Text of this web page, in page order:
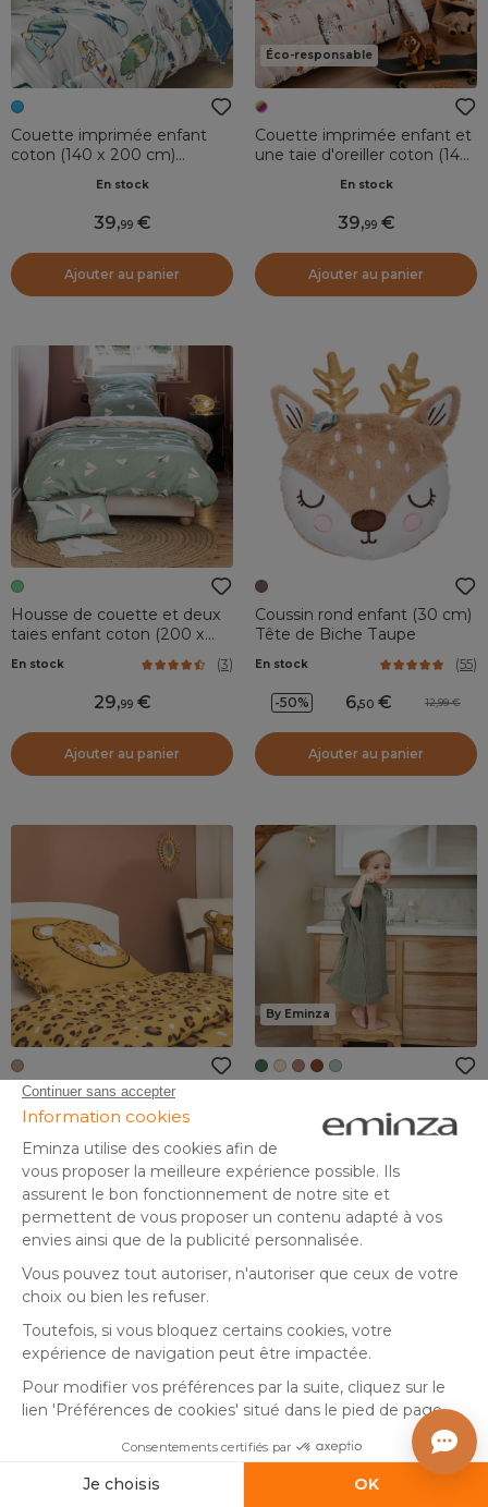
Couette imprimée enfant
coton (140 x 200 cm)
En stock
39,99
Ajouter au panier
Éco-responsable
Couette imprimée enfant et
une taie d'oreiller coton (140
En stock
39,99
Ajouter au panier
Housse de couette et deux
taies enfant coton (200 x
200 cm) Petits papiers Verte
En stock (3)
29,99
Ajouter au panier
Coussin rond enfant (30 cm)
Tête de Biche Taupe
En stock (55)
-50% 6,50 12,99
Ajouter au panier
Housse de couette et une
taie enfant coton (140 x 200
En stock
24,
Ajouter au panier
By Eminza
de coton 6/10 ans Gaïa Vert
En stock
-17% 24,
Ajouter au panier